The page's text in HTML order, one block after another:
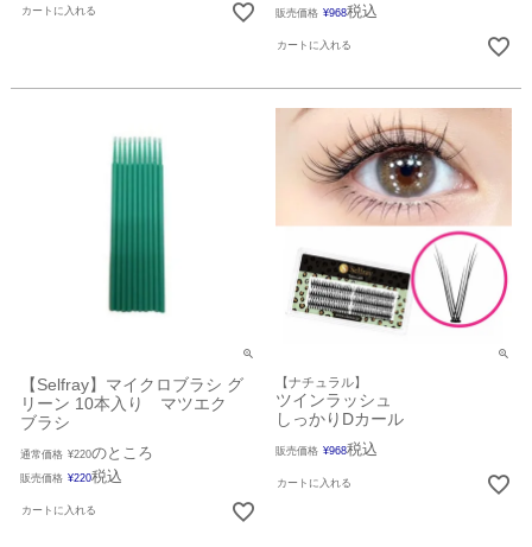
カートに入れる 販売価格 ¥968税込
カートに入れる
【Selfray】マイクロブラシ グ
リーン 10本入り マツエク
ブラシ
通常価格 ¥220のところ
販売価格 ¥220税込
カートに入れる
【ナチュラル】
ツインラッシュ
しっかりDカール
販売価格 ¥968税込
カートに入れる